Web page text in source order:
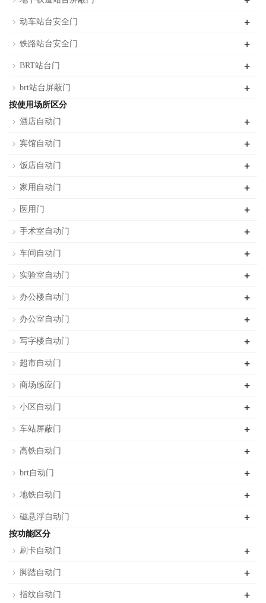
动车站台安全门 +
铁路站台安全门 +
BRT站台门 +
brt站台屏蔽门 +
按使用场所区分
酒店自动门
+
宾馆自动门 +
饭店自动门 +
家用自动门 +
医用门 +
手术室自动门 +
车间自动门 +
实验室自动门 +
办公楼自动门 +
办公室自动门 +
写字楼自动门 +
超市自动门 +
商场感应门 +
小区自动门 +
车站屏蔽门 +
高铁自动门 +
brt自动门 +
地铁自动门 +
磁悬浮自动门 +
按功能区分
刷卡自动门
+
脚踏自动门 +
指纹自动门 +